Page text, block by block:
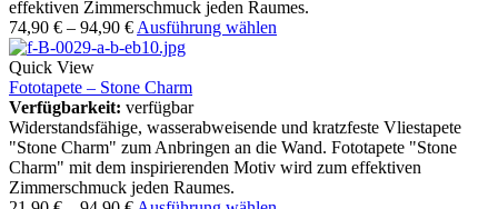
effektiven Zimmerschmuck jeden Raumes.
74,90 € – 94,90 € Ausführung wählen
Quick View
Fototapete – Stone Charm
Verfügbarkeit: verfügbar
Widerstandsfähige, wasserabweisende und kratzfeste Vliestapete
"Stone Charm" zum Anbringen an die Wand. Fototapete "Stone
Charm" mit dem inspirierenden Motiv wird zum effektiven
Zimmerschmuck jeden Raumes.